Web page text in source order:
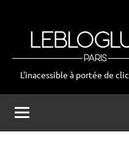
leblogluxe
L'inacessible à portée de clic